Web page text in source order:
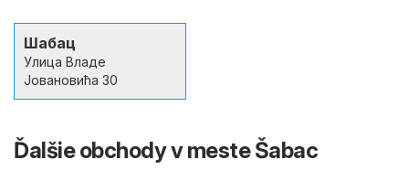
Шабац
Улица Владе
Јовановића 30
Ďalšie obchody v meste Šabac